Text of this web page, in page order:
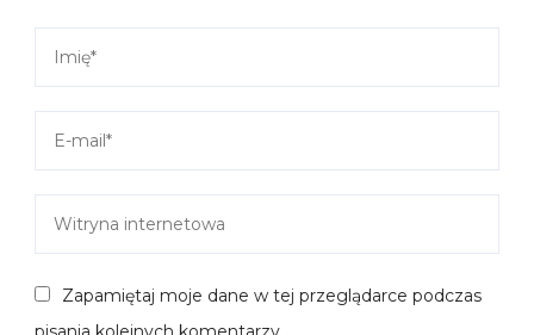
Zapamiętaj moje dane w tej przeglądarce podczas